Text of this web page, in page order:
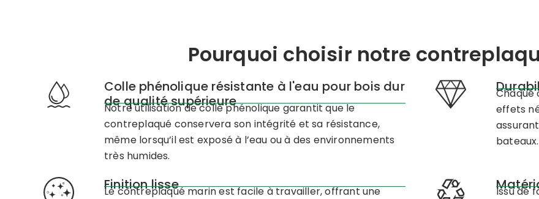
Pourquoi choisir notre
Colle phénolique résistante à l'eau pour bois dur
de qualité supérieure
Notre utilisation de colle phénolique garantit que le
contreplaqué conservera son intégrité et sa résistance,
même lorsqu’il est exposé à l’eau ou à des environnements
très humides.
Chaque
effets
bateaux.
Finition lisse
Le contreplaqué marin est facile à travailler, offrant une
Issu de